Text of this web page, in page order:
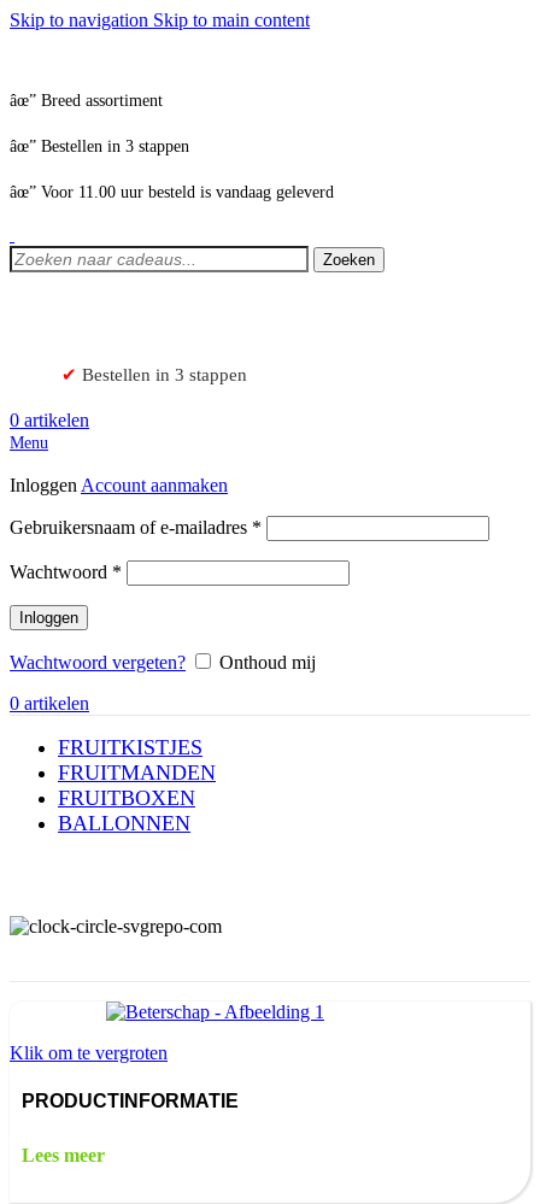
Skip to navigation Skip to main content
âœ” Breed assortiment
âœ” Bestellen in 3 stappen
âœ” Voor 11.00 uur besteld is vandaag geleverd
Zoeken
✔ Bestellen in 3 stappen
0 artikelen
Menu
Inloggen Account aanmaken
Gebruikersnaam of e-mailadres *
Wachtwoord *
Inloggen
Wachtwoord vergeten?
Onthoud mij
0 artikelen
FRUITKISTJES
FRUITMANDEN
FRUITBOXEN
BALLONNEN
Klik om te vergroten
PRODUCTINFORMATIE
Lees meer